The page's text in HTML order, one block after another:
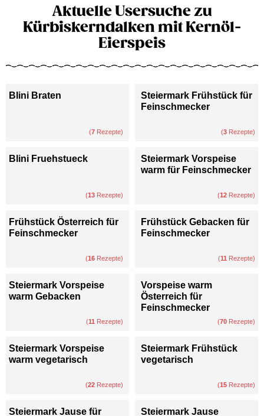
Aktuelle Usersuche zu
Kürbiskerndalken mit Kernöl-
Eierspeis
Blini Braten
(7 Rezepte)
Steiermark Frühstück für
Feinschmecker
(3 Rezepte)
Blini Fruehstueck
(13 Rezepte)
Steiermark Vorspeise
warm für Feinschmecker
(12 Rezepte)
Frühstück Österreich für
Feinschmecker
(16 Rezepte)
Frühstück Gebacken für
Feinschmecker
(11 Rezepte)
Steiermark Vorspeise
warm Gebacken
(11 Rezepte)
Vorspeise warm
Österreich für
Feinschmecker
(70 Rezepte)
Steiermark Vorspeise
warm vegetarisch
(22 Rezepte)
Steiermark Frühstück
vegetarisch
(15 Rezepte)
Steiermark Jause für Steiermark Jause